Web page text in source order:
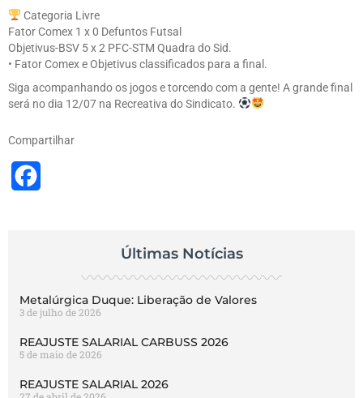
Categoria Livre
Fator Comex 1 x 0 Defuntos Futsal
Objetivus-BSV 5 x 2 PFC-STM Quadra do Sid.
• Fator Comex e Objetivus classificados para a final.
Siga acompanhando os jogos e torcendo com a gente! A grande final
será no dia 12/07 na Recreativa do Sindicato.
Compartilhar
Últimas Notícias
Metalúrgica Duque: Liberação de Valores
3 de julho de 2026
REAJUSTE SALARIAL CARBUSS 2026
5 de maio de 2026
REAJUSTE SALARIAL 2026